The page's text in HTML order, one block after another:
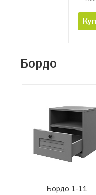
Бордо
Бордо 1-11